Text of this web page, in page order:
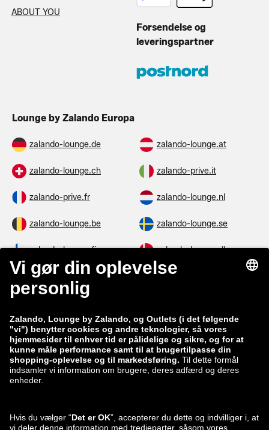
ABOUT YOU
Forsendelse og
leveringspartner
Lounge by Zalando Europa
zalando-lounge.de zalando-lounge.at
zalando-lounge.ch zalando-prive.it
zalando-prive.fr zalando-lounge.nl
zalando-lounge.be zalando-lounge.se
zalando-lounge.fi zalando-lounge.dk
zalando-lounge.co.uk zalando-lounge.pl
zalando-lounge.lt zalando-lounge.sk
zalando-lounge.ro zalando-lounge.hr
zalando-lounge.si